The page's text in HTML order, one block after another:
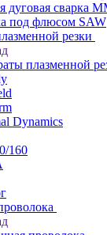
дуговая сварка
под флюсом SAW
резки
плазменной
Dynamics
160